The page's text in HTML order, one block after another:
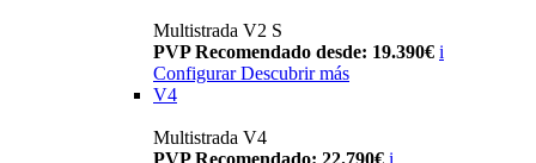
Multistrada V2 S
PVP Recomendado desde: 19.390€ i
Configurar Descubrir más
V4
Multistrada V4
PVP Recomendado: 22.790€ i